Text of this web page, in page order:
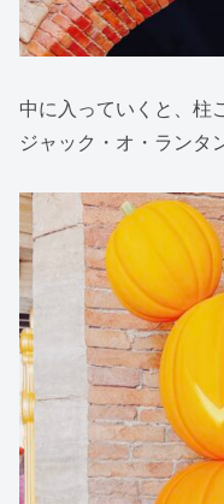
中に入っていくと、柱
ジャック・オ・ランタ